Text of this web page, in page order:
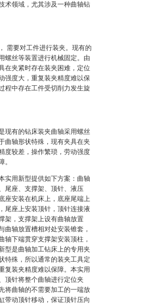
术领域，尤其涉及一种曲轴钻
需要对工件进行装夹。现有的
螺丝等装置进行机械固定。由
在夹紧时存在装夹困难，定位
强度大，重复装夹精度难以保
程中存在工件受切削力发生旋
现有的钻床装夹曲轴采用螺丝
曲轴形状特殊，现有夹具在夹
度较差，操作繁琐，劳动强度
障。
实用新型提供如下方案：曲轴
尾座、支撑架、顶针、液压
座安装在机床上，底座尾端上
尾座上安装顶针，顶针连接液
架，支撑架上设有曲轴放置
曲轴放置槽相对处安装锥套，
轴下端贯穿支撑架安装顶柱，
型是曲轴加工钻床上的专用夹
特殊，所以通常的装夹工具定
复装夹精度难以保障。本实用
顶针将整个曲轴进行定位夹
将曲轴的不需要加工的一端放
带动顶针移动，保证顶针压向